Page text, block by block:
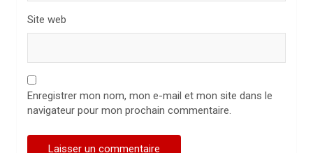
Site web
Enregistrer mon nom, mon e-mail et mon site dans le
navigateur pour mon prochain commentaire.